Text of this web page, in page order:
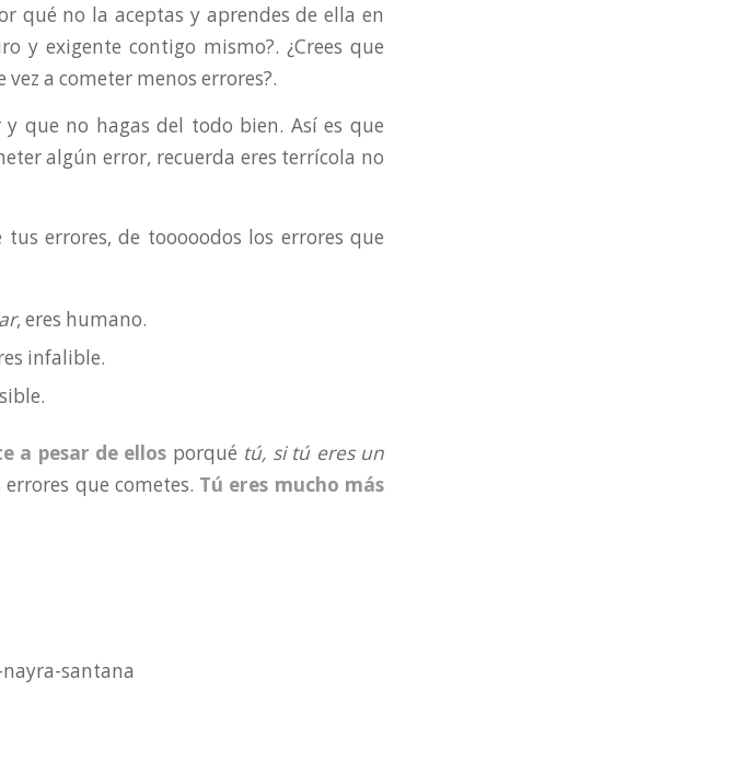
qué no la aceptas y aprendes de ella en
y exigente contigo mismo?. ¿Crees que
a cometer menos errores?.
que no hagas del todo bien. Así es que
algún error, recuerda eres terrícola no
errores, de tooooodos los errores que
, eres humano.
infalible.
a pesar de ellos porqué tú, si tú eres un
que cometes. Tú eres mucho más